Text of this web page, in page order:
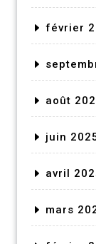
février
août
juin
avril
mars